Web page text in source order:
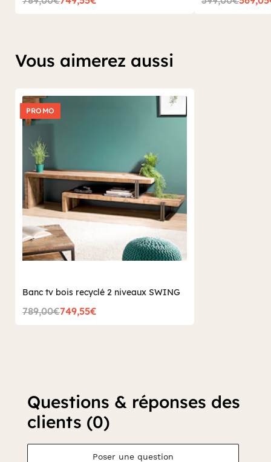
Vous aimerez aussi
PROMO
Banc tv bois recyclé 2 niveaux SWING
789,00€749,55€
Questions & réponses des
clients (0)
Poser une question